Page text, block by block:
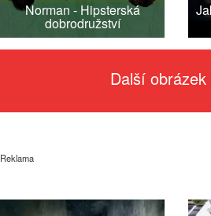
Norman - Hipsterská
dobrodružství
Další obrázek
Reklama